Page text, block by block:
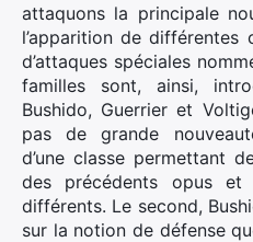
attaquons la principale
l’apparition de
d’attaques spéciales
familles sont, ainsi,
Bushido, Guerrier et
pas de grande
d’une classe permettant
des précédents opus et
différents. Le second,
sur la notion de défense